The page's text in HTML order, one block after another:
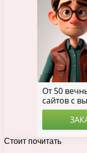
Стоит почитать